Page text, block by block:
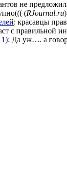
не
(RJournal.ru)
: красавцы
с правильной
1): Да уж…. а